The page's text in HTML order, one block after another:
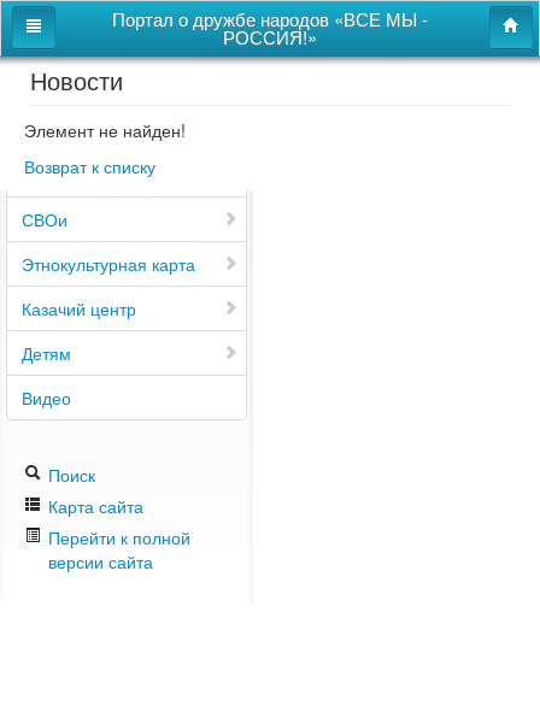
Портал о дружбе народов «ВСЕ МЫ -
РОССИЯ!»
Главная
Дом дружбы народов
Новости
СВОи
Этнокультурная карта
Казачий центр
Детям
Видео
Поиск
Карта сайта
Перейти к полной
версии сайта
Новости
Элемент не найден!
Возврат к списку